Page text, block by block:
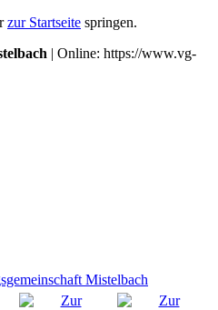
zur Startseite springen.
| Online: https://www.vg-